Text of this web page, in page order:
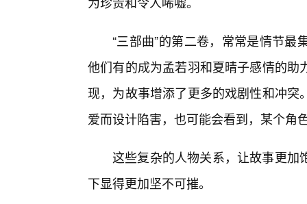
“三部曲”的第二卷，常常是情节
他们有的成为孟若羽和夏晴子感情的
现，为故事增添了更多的戏剧性和冲
爱而设计陷害，也可能会看到，某个角
这些复杂的人物关系，让故事更加
下显得更加坚不可摧。